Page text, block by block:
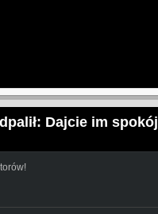
Dajcie im spokój